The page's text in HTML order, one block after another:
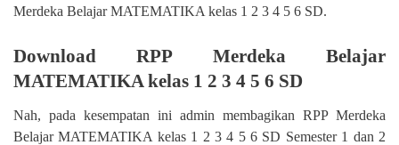
Merdeka Belajar MATEMATIKA kelas 1 2 3 4 5 6 SD.
Download RPP Merdeka Belajar
MATEMATIKA kelas 1 2 3 4 5 6 SD
Nah, pada kesempatan ini admin membagikan RPP Merdeka
Belajar MATEMATIKA kelas 1 2 3 4 5 6 SD Semester 1 dan 2